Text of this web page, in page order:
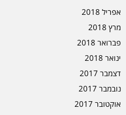
אפריל 2018
מרץ 2018
פברואר 2018
ינואר 2018
דצמבר 2017
נובמבר 2017
אוקטובר 2017